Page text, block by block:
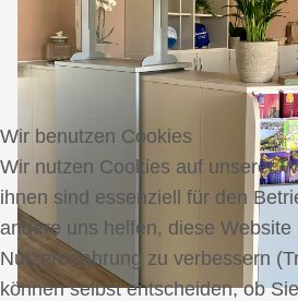
Wir benutzen Cookies
Wir nutzen Cookies auf unserer
ihnen sind essenziell für den
andere uns helfen, diese Website
Nutzererfahrung zu verbessern
können selbst entscheiden, ob